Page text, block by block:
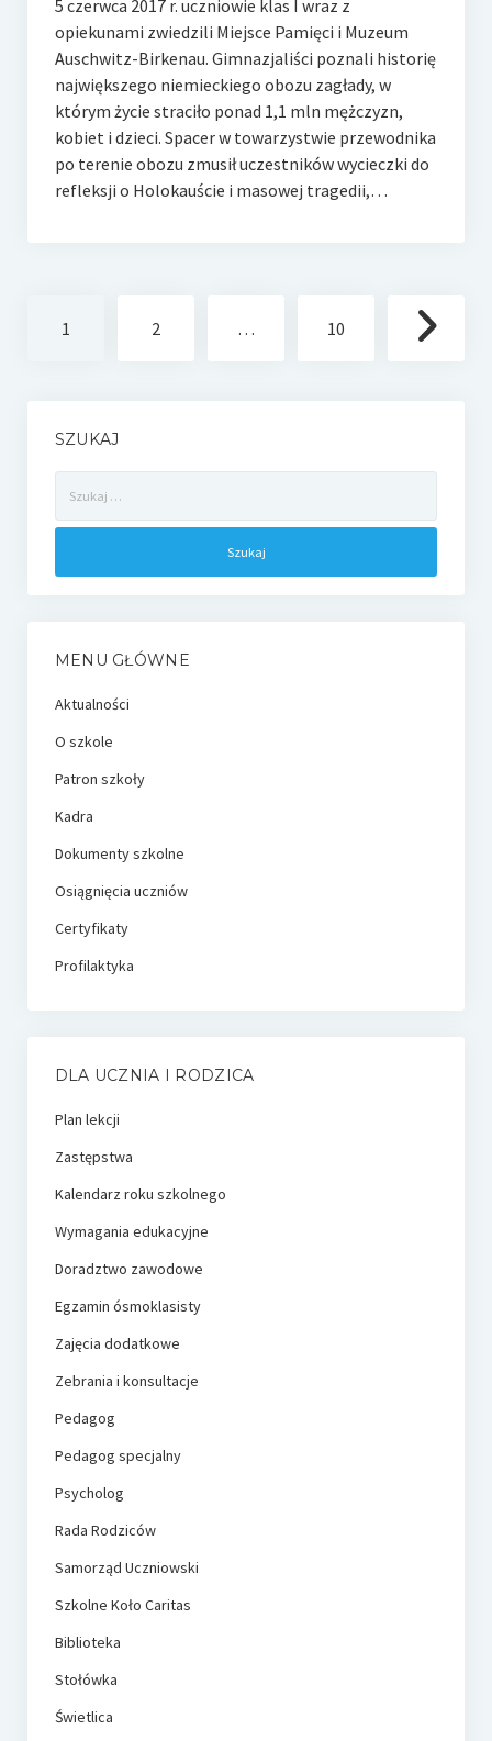
5 czerwca 2017 r. uczniowie klas I wraz z
opiekunami zwiedzili Miejsce Pamięci i Muzeum
Auschwitz-Birkenau. Gimnazjaliści poznali historię
największego niemieckiego obozu zagłady, w
którym życie straciło ponad 1,1 mln mężczyzn,
kobiet i dzieci. Spacer w towarzystwie przewodnika
po terenie obozu zmusił uczestników wycieczki do
refleksji o Holokauście i masowej tragedii,…
wpisów
1 2 … 10
SZUKAJ
MENU GŁÓWNE
Aktualności
O szkole
Patron szkoły
Kadra
Dokumenty szkolne
Osiągnięcia uczniów
Certyfikaty
Profilaktyka
DLA UCZNIA I RODZICA
Plan lekcji
Zastępstwa
Kalendarz roku szkolnego
Wymagania edukacyjne
Doradztwo zawodowe
Egzamin ósmoklasisty
Zajęcia dodatkowe
Zebrania i konsultacje
Pedagog
Pedagog specjalny
Psycholog
Rada Rodziców
Samorząd Uczniowski
Szkolne Koło Caritas
Biblioteka
Stołówka
Świetlica